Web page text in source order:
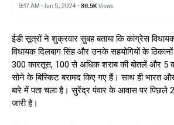
​ईडी सूत्रों ने शुक्रवार सुबह बताया कि कांग्रेस
विधायक दिलबाग सिंह और उनके सहयोगियों के
300 कारतूस, 100 से अधिक शराब की बोतलें और 5
सोने के बिस्किट बरामद किए गए हैं। साथ ही भारत
बारे में पता चला है। सुरेंद्र पंवार के आवास पर पिछले
जारी है।